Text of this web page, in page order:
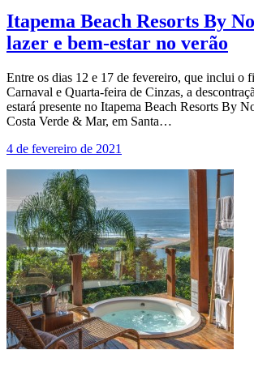
Itapema Beach Resorts By
lazer e bem-estar no verão
Entre os dias 12 e 17 de fevereiro, que inclui o
Carnaval e Quarta-feira de Cinzas, a
estará presente no Itapema Beach Resorts By
Costa Verde & Mar, em Santa…
4 de fevereiro de 2021